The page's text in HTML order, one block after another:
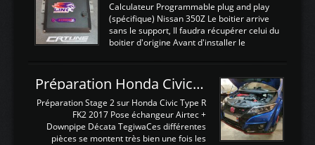
Calculateur Programmable plug and play
(spécifique) Nissan 350Z Le boitier arrive
sans le support, Il faudra récupérer celui du
boitier d'origine Avant d'installer le
d'envoyer l'information de la large bande
dans le boitier. sydney sweeney deepfake
La sortie 0-5V de l'afr sera connectée sur
l'entrée AN Volt 8 et GndAN pour
Analogique, et Volt car l'information est une
tension (Pas une résistance variable d'un
Préparation Honda Civic Type R FK2
Préparation Stage 2 sur Honda Civic Type R
FK2 2017 Pose échangeur Airtec +
Downpipe Décata TegiwaCes différentes
pièces se montent très bien une fois les